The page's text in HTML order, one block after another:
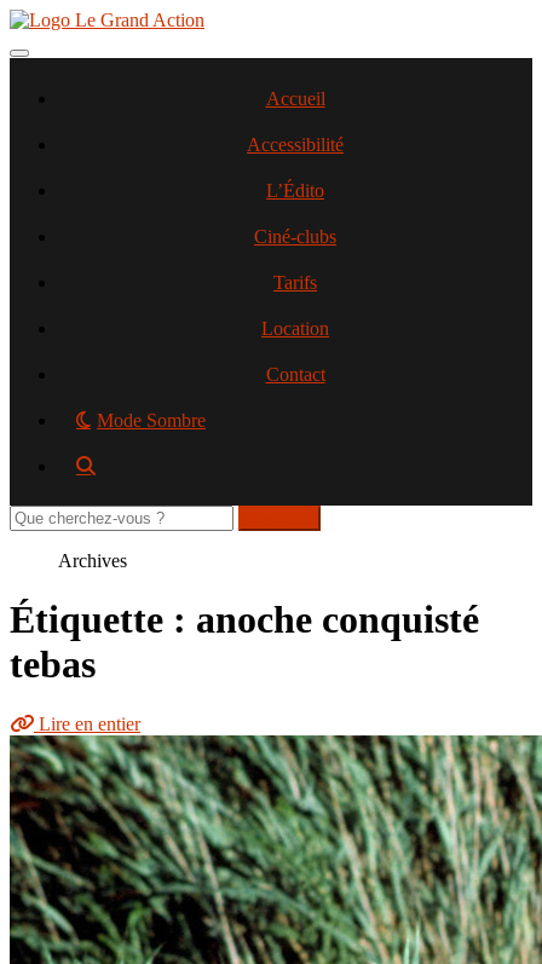
Aller
contenu
Toggle navigation
Accueil
Accessibilité
L’Édito
Ciné-clubs
Tarifs
Location
Contact
Mode Sombre
Rechercher
sur
Archives
Étiquette : anoche conquisté
tebas
Lire en entier